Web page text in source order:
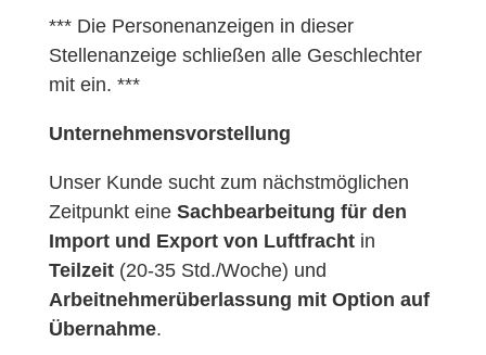
*** Die Personenanzeigen in dieser
Stellenanzeige schließen alle Geschlechter
mit ein. ***
Unternehmensvorstellung
Unser Kunde sucht zum nächstmöglichen
Zeitpunkt eine Sachbearbeitung für den
Import und Export von Luftfracht in
Teilzeit (20-35 Std./Woche) und
Arbeitnehmerüberlassung mit Option auf
Übernahme.